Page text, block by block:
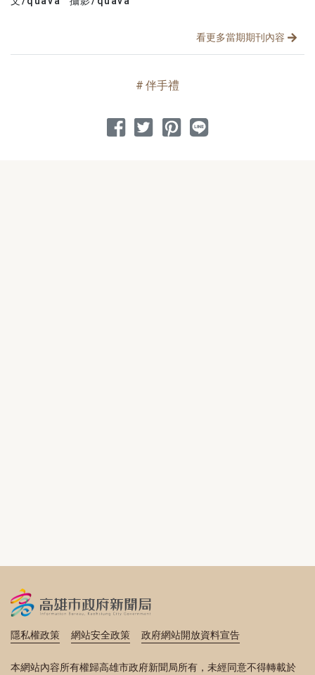
看更多當期期刊內容
伴手禮
分享到 Facebook
分享到 Twitter
分享到 Pinterest
分享到 Line
隱私權政策 網站安全政策 政府網站開放資料宣告
本網站內容所有權歸高雄市政府新聞局所有，未經同意不得轉載於